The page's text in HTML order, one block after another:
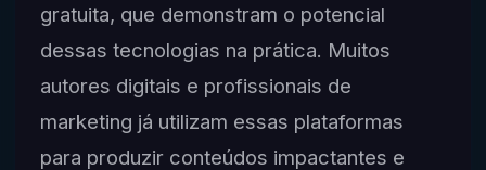
gratuita, que demonstram o potencial
dessas tecnologias na prática. Muitos
autores digitais e profissionais de
marketing já utilizam essas plataformas
para produzir conteúdos impactantes e